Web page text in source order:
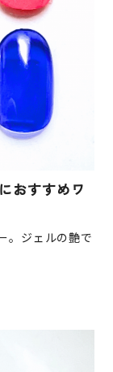
おすすめワ
。ジェルの艶で